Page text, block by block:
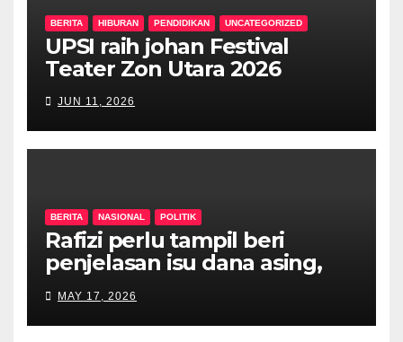
BERITA HIBURAN PENDIDIKAN UNCATEGORIZED
UPSI raih johan Festival
Teater Zon Utara 2026
JUN 11, 2026
BERITA NASIONAL POLITIK
Rafizi perlu tampil beri
penjelasan isu dana asing,
khianat negara
MAY 17, 2026